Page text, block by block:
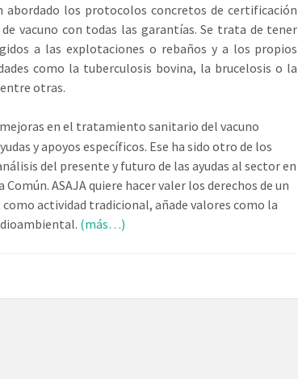
abordado los protocolos concretos de certificación
vacuno con todas las garantías. Se trata de tener
a las explotaciones o rebaños y a los propios
como la tuberculosis bovina, la brucelosis o la
otras.
en el tratamiento sanitario del vacuno
y apoyos específicos. Ese ha sido otro de los
del presente y futuro de las ayudas al sector en
ASAJA quiere hacer valer los derechos de un
actividad tradicional, añade valores como la
(más…)